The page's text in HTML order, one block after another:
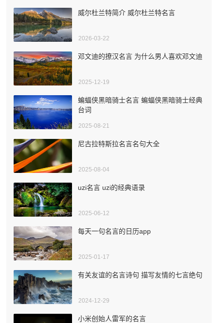
威尔杜兰特简介 威尔杜兰特名言
2026-03-22
邓文迪的撩汉名言 为什么男人喜欢邓文迪
2025-12-19
蝙蝠侠黑暗骑士名言 蝙蝠侠黑暗骑士经典
台词
2025-08-21
尼古拉特斯拉名言名句大全
2025-08-04
uzi名言 uzi的经典语录
2025-06-12
每天一句名言的日历app
2025-01-17
有关友谊的名言诗句 描写友情的七言绝句
2024-12-29
小米创始人雷军的名言